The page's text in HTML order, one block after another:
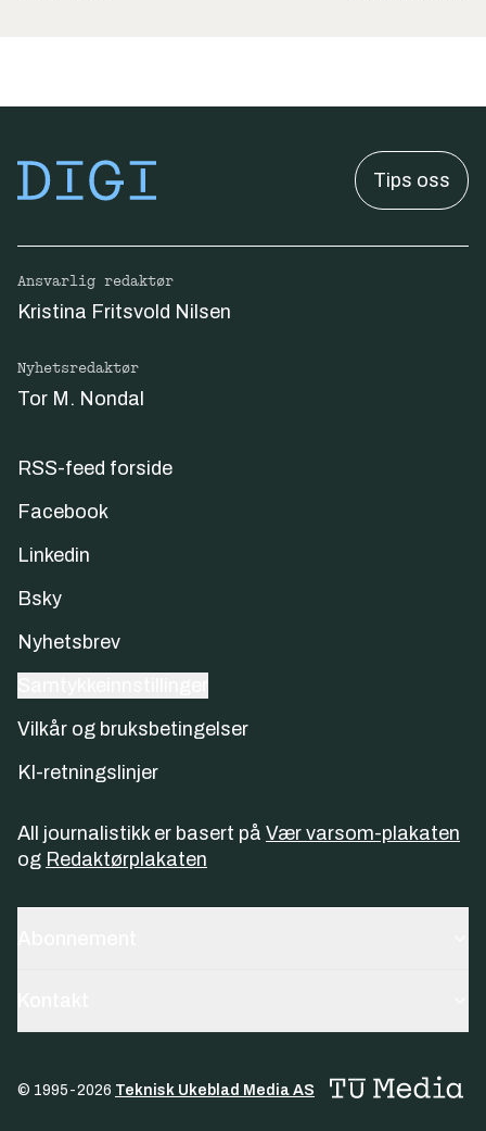
Tips oss
Ansvarlig redaktør
Kristina Fritsvold Nilsen
Nyhetsredaktør
Tor M. Nondal
RSS-feed forside
Facebook
Linkedin
Bsky
Nyhetsbrev
Vilkår og bruksbetingelser
KI-retningslinjer
All journalistikk er basert på Vær varsom-plakaten
og Redaktørplakaten
© 1995-2026 Teknisk Ukeblad Media AS